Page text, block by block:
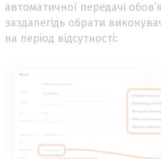
автоматичної передачі
заздалегідь обрати
на період відсутності: